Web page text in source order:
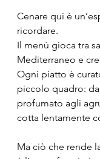
Cenare qui è
ricordare.
Il menù gioca tra
Mediterraneo e
Ogni piatto è
piccolo quadro:
profumato agli
cotta lentamente
Ma ciò che rende